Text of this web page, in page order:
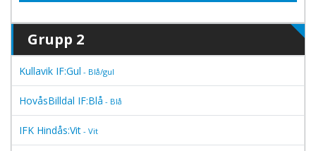
Grupp 2
Kullavik IF:Gul - Blå/gul
HovåsBilldal IF:Blå - Blå
IFK Hindås:Vit - Vit